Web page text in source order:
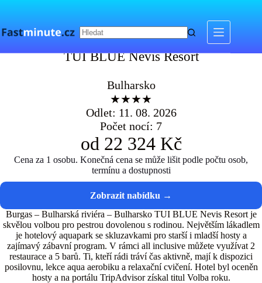
TUI BLUE Nevis Resort
TUI BLUE Nevis Resort
Bulharsko
★★★★
Odlet: 11. 08. 2026
Počet nocí: 7
od 22 324 Kč
Cena za 1 osobu. Konečná cena se může lišit podle počtu osob,
termínu a dostupnosti
Burgas – Bulharská riviéra – Bulharsko TUI BLUE Nevis Resort je
skvělou volbou pro pestrou dovolenou s rodinou. Největším lákadlem
je hotelový aquapark se skluzavkami pro starší i mladší hosty a
zajímavý zábavní program. V rámci all inclusive můžete využívat 2
restaurace a 5 barů. Ti, kteří rádi tráví čas aktivně, mají k dispozici
posilovnu, lekce aqua aerobiku a relaxační cvičení. Hotel byl oceněn
hosty a na portálu TripAdvisor získal titul Volba roku.